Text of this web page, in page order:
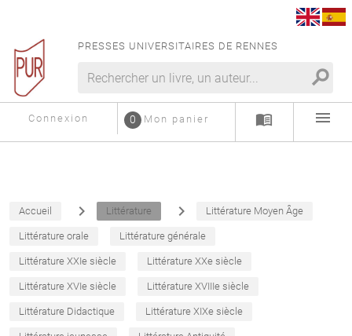
PRESSES UNIVERSITAIRES DE RENNES
search
Connexion Mon panier
0 menu_book menu
Accueil navigate_next Littérature navigate_next Littérature Moyen Âge
Littérature orale Littérature générale
Littérature XXIe siècle Littérature XXe siècle
Littérature XVIe siècle Littérature XVIIIe siècle
Littérature Didactique Littérature XIXe siècle